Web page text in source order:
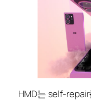
HMD는 self-